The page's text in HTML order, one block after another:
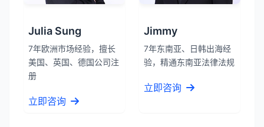
Julia Sung
7年欧洲市场经验，擅长
美国、英国、德国公司注
册
立即咨询
Jimmy
7年东南亚、日韩出海经
验，精通东南亚法律法规
立即咨询
张先生 ★★★★★
服务专业高效，一周就完成了泰国公司注